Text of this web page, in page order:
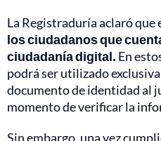
La Registraduría aclaró que
los ciudadanos que
ciudadanía digital. En
podrá ser utilizado
documento de identidad al
momento de verificar la
Sin embargo, una vez